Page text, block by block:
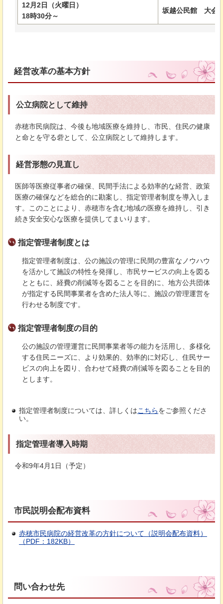
12月2日（火曜日）
18時30分～
坂越公民館 大会
経営改革の基本方針
公立病院として維持
赤穂市民病院は、今後も地域医療を維持し、市民、住民の健康
と命とを守る砦として、公立病院として維持します。
経営形態の見直し
医師等医療従事者の確保、民間手法による効率的な経営、政策
医療の確保などを総合的に勘案し、指定管理者制度を導入しま
す。このことにより、赤穂市を含む地域の医療を維持し、引き
続き安全安心な医療を提供してまいります。
指定管理者制度とは
指定管理者制度は、公の施設の管理に民間の豊富なノウハウ
を活かして施設の特性を発揮し、市民サービスの向上を図る
とともに、経費の削減等を図ることを目的に、地方公共団体
が指定する民間事業者を含めた法人等に、施設の管理運営を
行わせる制度です。
指定管理者制度の目的
公の施設の管理運営に民間事業者等の能力を活用し、多様化
する住民ニーズに、より効果的、効率的に対応し、住民サー
ビスの向上を図り、合わせて経費の削減等を図ることを目的
とします。
指定管理者制度については、詳しくはこちらをご参照くださ
い。
指定管理者導入時期
令和9年4月1日（予定）
市民説明会配布資料
赤穂市民病院の経営改革の方針について（説明会配布資料）
（PDF：182KB）
問い合わせ先